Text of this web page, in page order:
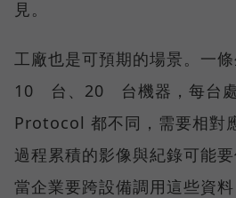
見。
工廠也是可預期的場景。一
10 台、20 台機器，每台處
Protocol 都不同，需要相對
過程累積的影像與紀錄可能
當企業要跨設備調用這些資